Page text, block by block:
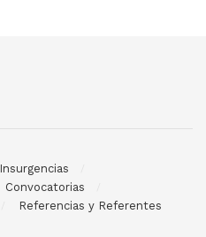
Insurgencias
Convocatorias
Referencias y Referentes